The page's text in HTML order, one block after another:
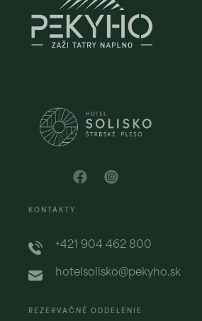
KONTAKTY
+421 904 462 800
hotelsolisko@pekyho.sk
REZERVAČNÉ ODDELENIE